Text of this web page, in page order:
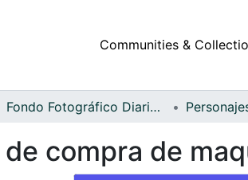
Communities &
Fondo Fotográfico Diario Occidente
compra de